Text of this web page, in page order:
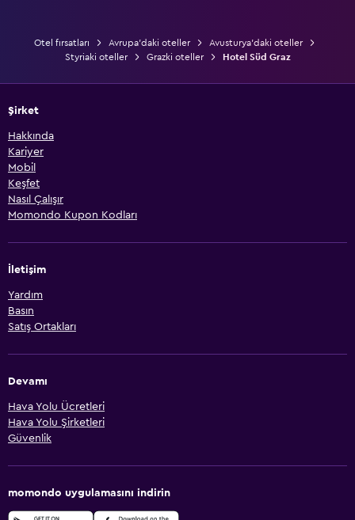
Otel fırsatları Avrupa'daki oteller
Avusturya'daki oteller
Styriaki oteller
Grazki oteller Hotel Süd Graz
Şirket
Hakkında
Kariyer
Mobil
Keşfet
Nasıl Çalışır
Momondo Kupon Kodları
İletişim
Yardım
Basın
Satış Ortakları
Devamı
Hava Yolu Ücretleri
Hava Yolu Şirketleri
Güvenlik
momondo uygulamasını indirin